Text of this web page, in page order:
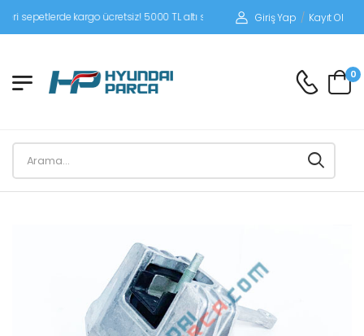
kargo ücretsiz! 5000 TL altı siparişlerinizde siparişleriniz alıcı
Giriş Yap / Kayıt Ol
0